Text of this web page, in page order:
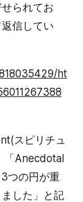
られてお
信してい
ht
スピリチュ
「Anecdotal
つの円が重
した」と記